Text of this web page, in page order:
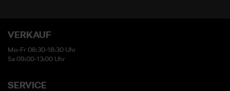
VERKAUF
Mo-Fr 08:30-18:30 Uhr
Sa 09:00-13:00 Uhr
SERVICE